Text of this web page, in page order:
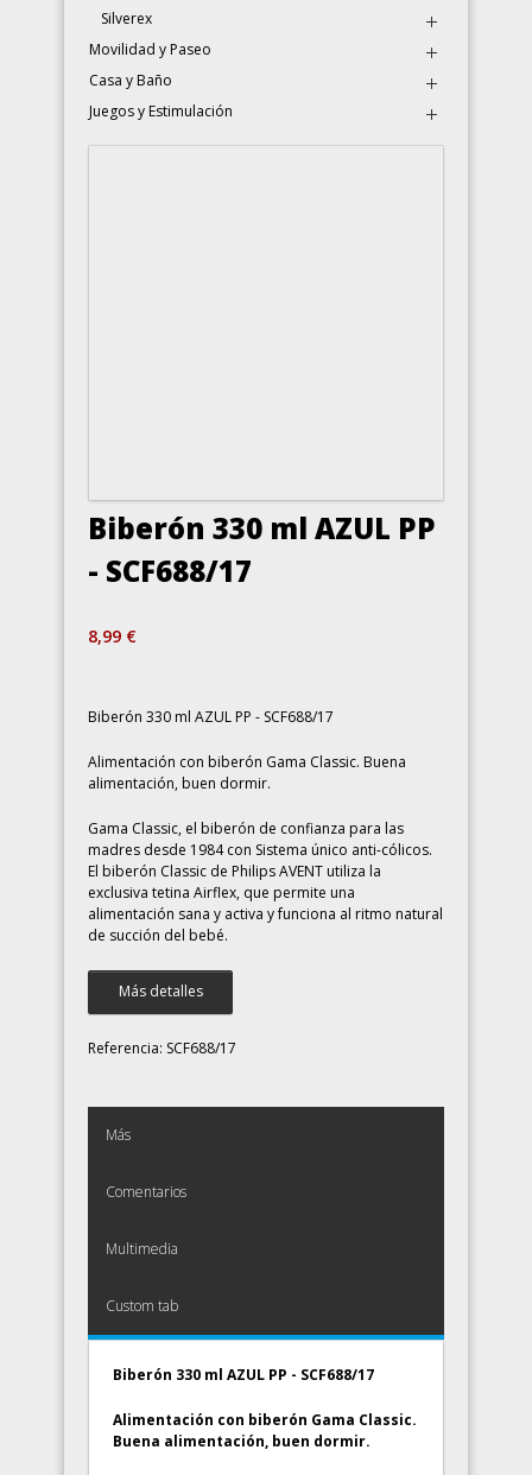
Silverex
Movilidad y Paseo
Casa y Baño
Juegos y Estimulación
Biberón 330 ml AZUL PP
- SCF688/17
8,99 €
Biberón 330 ml AZUL PP - SCF688/17
Alimentación con biberón Gama Classic. Buena
alimentación, buen dormir.
Gama Classic, el biberón de confianza para las
madres desde 1984 con Sistema único anti-cólicos.
El biberón Classic de Philips AVENT utiliza la
exclusiva tetina Airflex, que permite una
alimentación sana y activa y funciona al ritmo natural
de succión del bebé.
Más detalles
Referencia: SCF688/17
Más
Comentarios
Multimedia
Custom tab
Biberón 330 ml AZUL PP - SCF688/17
Alimentación con biberón Gama Classic.
Buena alimentación, buen dormir.